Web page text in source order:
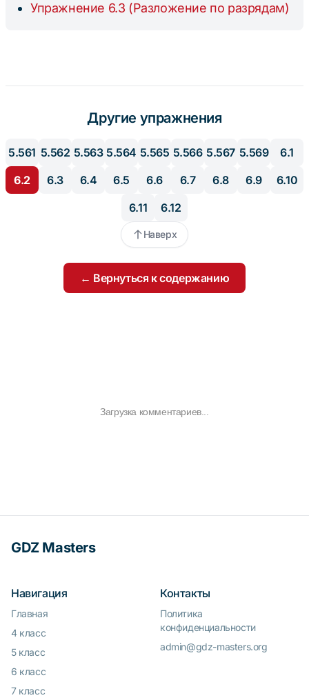
Упражнение 6.3 (Разложение по разрядам)
Другие упражнения
5.561 5.562 5.563 5.564 5.565 5.566 5.567 5.569
6.1
6.2
6.3 6.4 6.5 6.6 6.7 6.8 6.9
6.10
6.11
6.12
Наверх
← Вернуться к содержанию
Загрузка комментариев...
GDZ Masters
Навигация
Главная
4 класс
5 класс
6 класс
7 класс
Контакты
Политика
конфиденциальности
admin@gdz-masters.org